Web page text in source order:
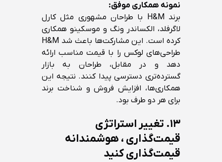
نمونه همکاری موفق:
برند H&M با طراحان مشهوری مثل کارل
لاگرفلد، الکساندر ونگ و موسکینو همکاری
کرده است. این مشارکت‌ها باعث شد H&M
طراحی‌های لوکس را با قیمت مناسب ارائه
دهد و در مقابل، طراحان به بازار
گسترده‌تری دسترسی پیدا کنند. نتیجه این
همکاری‌ها، افزایش فروش و شناخت برند
برای هر دو طرف بود.
۱۳. تغییر استراتژی
قیمت‌گذاری ، هوشمندانه
قیمت‌گذاری کنید